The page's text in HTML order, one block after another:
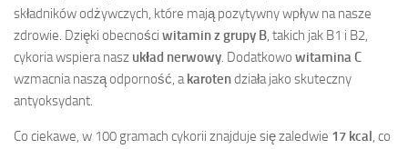
składników odżywczych, które mają pozytywny wpływ na nasze
zdrowie. Dzięki obecności witamin z grupy B, takich jak B1 i B2,
cykoria wspiera nasz układ nerwowy. Dodatkowo witamina C
wzmacnia naszą odporność, akarotendziała jako skuteczny
antyoksydant.
Co ciekawe, w 100 gramach cykorii znajduje się zaledwie 17 kcal, co